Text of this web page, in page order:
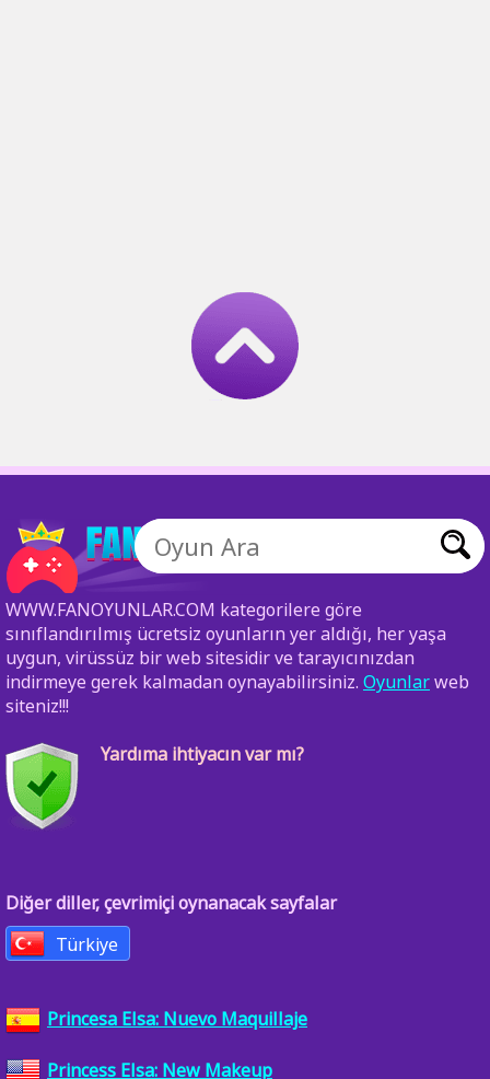
WWW.FANOYUNLAR.COM kategorilere göre
sınıflandırılmış ücretsiz oyunların yer aldığı, her yaşa
uygun, virüssüz bir web sitesidir ve tarayıcınızdan
indirmeye gerek kalmadan oynayabilirsiniz. Oyunlarweb
siteniz!!!
Yardıma ihtiyacın var mı?
Diğer diller, çevrimiçi oynanacak sayfalar
Türkiye
Princesa Elsa: Nuevo Maquillaje
Princess Elsa: New Makeup